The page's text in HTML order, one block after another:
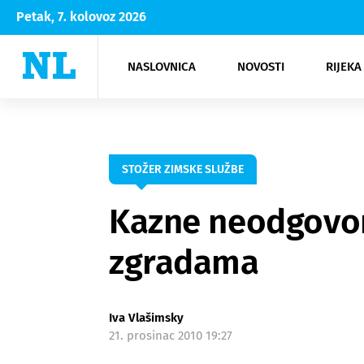
Petak, 7. kolovoz 2026
NASLOVNICA NOVOSTI
Rijeka Opatija
NK
Moda
Kultura
STOŽER ZIMSKE SLUŽBE
Kazne
zgradama
Iva Vlašimsky
21. prosinac 2010 19:27